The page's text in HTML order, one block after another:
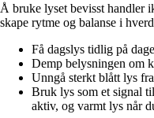
Å bruke lyset bevisst handler
skape rytme og balanse i
Få dagslys tidlig på
Demp belysningen om
Unngå sterkt blått lys
Bruk lys som et signal
aktiv, og varmt lys når